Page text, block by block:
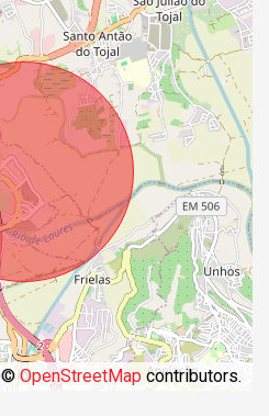
©OpenStreetMap contributors.